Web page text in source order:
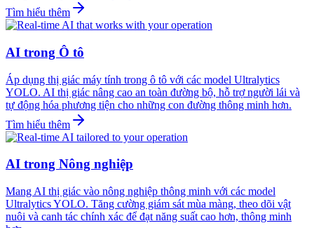
Tìm hiểu thêm
AI trong Ô tô
Áp dụng thị giác máy tính trong ô tô với các model Ultralytics
YOLO. AI thị giác nâng cao an toàn đường bộ, hỗ trợ người lái và
tự động hóa phương tiện cho những con đường thông minh hơn.
Tìm hiểu thêm
AI trong Nông nghiệp
Mang AI thị giác vào nông nghiệp thông minh với các model
Ultralytics YOLO. Tăng cường giám sát mùa màng, theo dõi vật
nuôi và canh tác chính xác để đạt năng suất cao hơn, thông minh